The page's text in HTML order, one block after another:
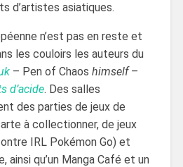
d’artistes asiatiques.
n’est pas en reste et
les couloirs les auteurs du
– Pen of Chaos himself–
d’acide. Des salles
des parties de jeux de
à collectionner, de jeux
IRL Pokémon Go) et
ainsi qu’un Manga Café et un